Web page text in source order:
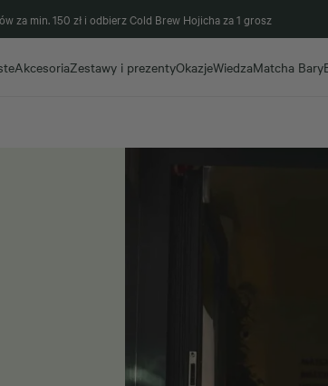
za min. 150 zł i odbierz Cold Brew Hojicha za 1 grosz
AkcesoriaZestawy i prezentyOkazjeWiedzaMatcha Bary